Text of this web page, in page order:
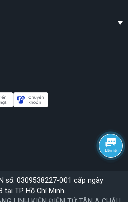
số: 0309538227-001 cấp ngày
tại TP Hồ Chí Minh.